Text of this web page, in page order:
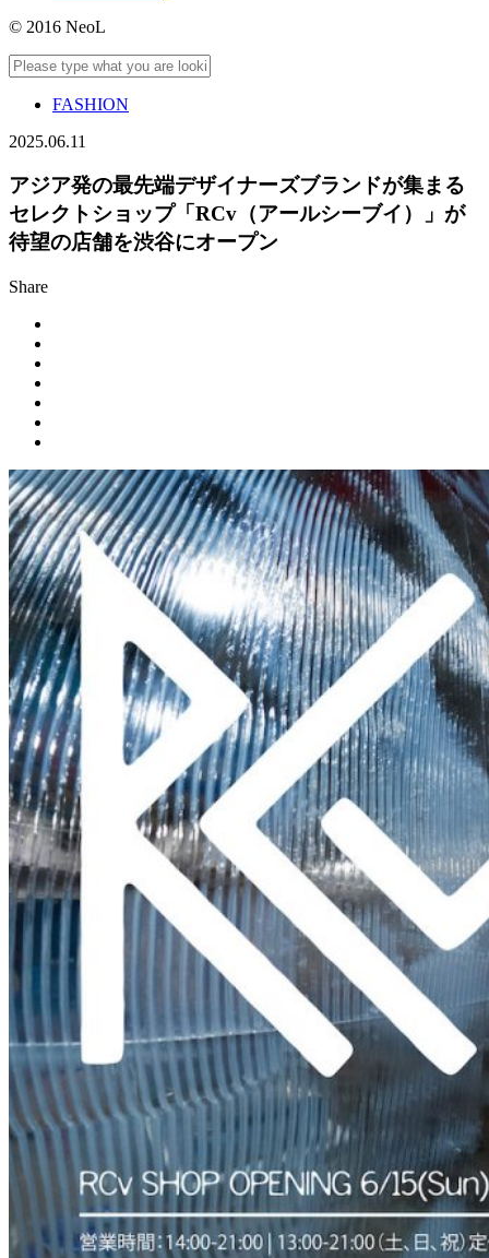
© 2016 NeoL
FASHION
2025.06.11
アジア発の最先端デザイナーズブランドが集まる
セレクトショップ「RCv（アールシーブイ）」が
待望の店舗を渋谷にオープン
Share